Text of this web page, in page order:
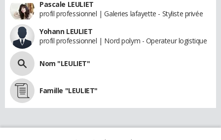
Pascale LEULIET
profil professionnel | Galeries lafayette - Styliste privée
Yohann LEULIET
profil professionnel | Nord polym - Operateur logistique
Nom "LEULIET"
Famille "LEULIET"